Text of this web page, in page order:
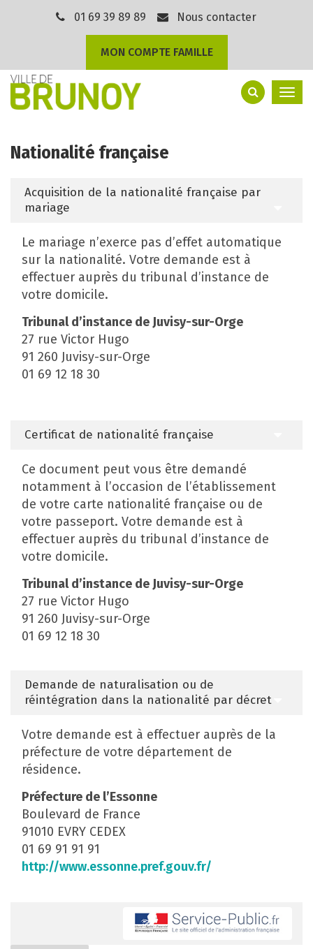
01 69 39 89 89 Nous contacter
MON COMPTE FAMILLE
Nationalité française
Acquisition de la nationalité française par
mariage
Le mariage n’exerce pas d’effet automatique
sur la nationalité. Votre demande est à
effectuer auprès du tribunal d’instance de
votre domicile.
Tribunal d’instance de Juvisy-sur-Orge
27 rue Victor Hugo
91 260 Juvisy-sur-Orge
01 69 12 18 30
Certificat de nationalité française
Ce document peut vous être demandé
notamment à l’occasion de l’établissement
de votre carte nationalité française ou de
votre passeport. Votre demande est à
effectuer auprès du tribunal d’instance de
votre domicile.
Tribunal d’instance de Juvisy-sur-Orge
27 rue Victor Hugo
91 260 Juvisy-sur-Orge
01 69 12 18 30
Demande de naturalisation ou de
réintégration dans la nationalité par décret
Votre demande est à effectuer auprès de la
préfecture de votre département de
résidence.
Préfecture de l’Essonne
Boulevard de France
91010 EVRY CEDEX
01 69 91 91 91
http://www.essonne.pref.gouv.fr/